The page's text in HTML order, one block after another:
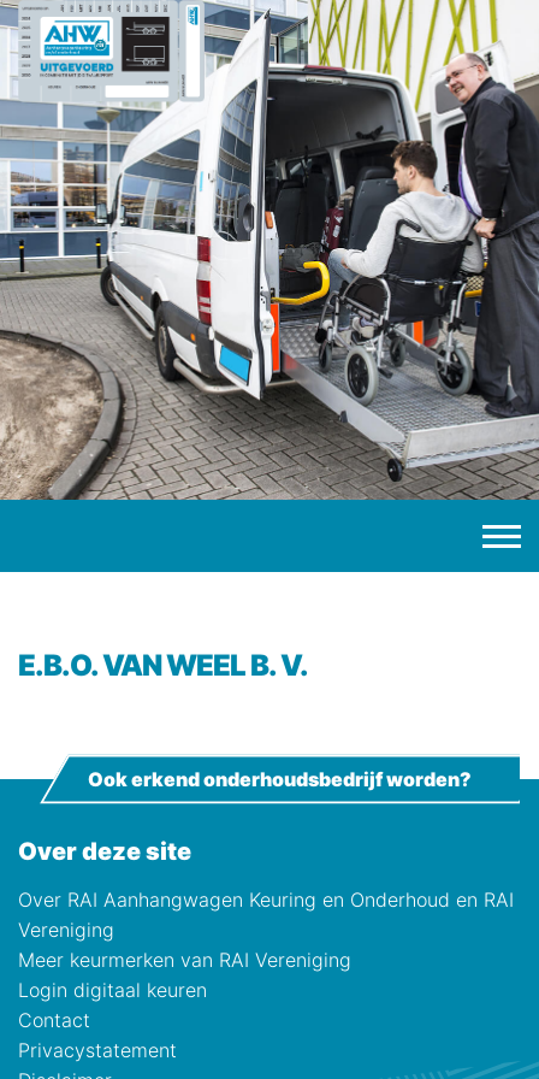
E.B.O. VAN WEEL B. V.
Over deze site
Over RAI Aanhangwagen Keuring en Onderhoud en RAI
Vereniging
Meer keurmerken van RAI Vereniging
Login digitaal keuren
Contact
Privacystatement
Ook erkend onderhoudsbedrijf worden?